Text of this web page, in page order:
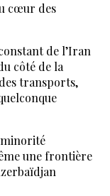
cœur des
de l’Iran
côté de la
transports,
une frontière